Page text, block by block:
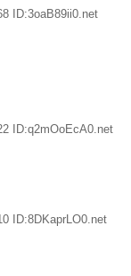
ID:3oaB89ii0.net
ID:q2mOoEcA0.net
ID:8DKaprLO0.net